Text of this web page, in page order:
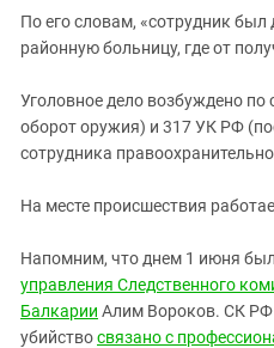
Северная Осетия - Алания
Ставропольский край
Чечня
Южный Кавказ
По его словам, «сотрудник
районную больницу, где от
Уголовное дело возбуждено
оборот оружия) и 317 УК РФ
сотрудника
На месте происшествия
Напомним, что днем 1 июня был
управления Следственного
Балкарии Алим Вороков. СК РФ
убийствосвязано с